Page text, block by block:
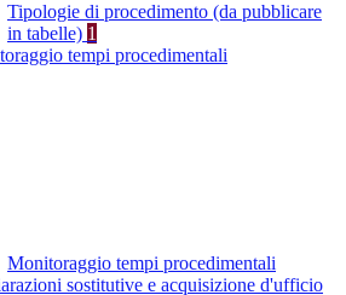
Tipologie di procedimento (da pubblicare
in tabelle) 1
tempi procedimentali
Monitoraggio tempi procedimentali
sostitutive e acquisizione d'ufficio